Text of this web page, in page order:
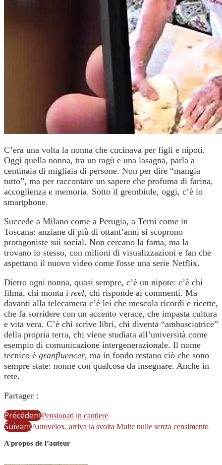
C’era una volta la nonna che cucinava per figli e nipoti.
Oggi quella nonna, tra un ragù e una lasagna, parla a
centinaia di migliaia di persone. Non per dire “mangia
tutto”, ma per raccontare un sapere che profuma di farina,
accoglienza e memoria. Sotto il grembiule, oggi, c’è lo
smartphone.
Succede a Milano come a Perugia, a Terni come in
Toscana: anziane di più di ottant’anni si scoprono
protagoniste sui social. Non cercano la fama, ma la
trovano lo stesso, con milioni di visualizzazioni e fan che
aspettano il nuovo video come fosse una serie Netflix.
Dietro ogni nonna, quasi sempre, c’è un nipote: c’è chi
filma, chi monta i reel, chi risponde ai commenti. Ma
davanti alla telecamera c’è lei che mescola ricordi e ricette,
che fa sorridere con un accento verace, che impasta cultura
e vita vera. C’è chi scrive libri, chi diventa “ambasciatrice”
della propria terra, chi viene studiata all’università come
esempio di comunicazione intergenerazionale. Il nome
tecnico è granfluencer, ma in fondo restano ciò che sono
sempre state: nonne con qualcosa da insegnare. Anche in
rete.
Partager :
PrécédentPensionati in cantiere
SuivantAutovelox, arriva la svolta Multe nulle senza censimento
A propos de l’auteur